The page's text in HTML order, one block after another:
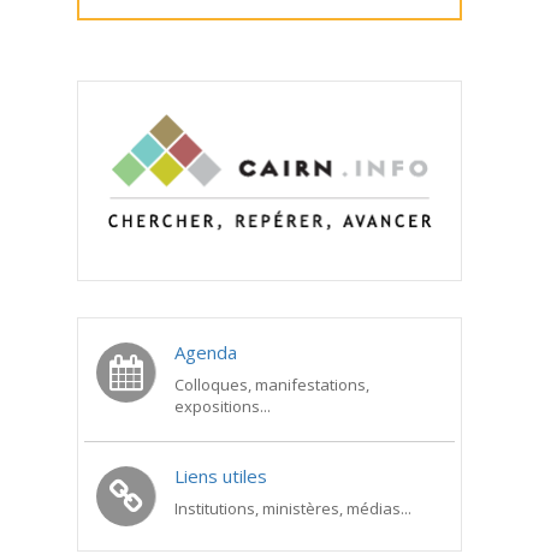
Agenda
Colloques, manifestations,
expositions...
Liens utiles
Institutions, ministères, médias...